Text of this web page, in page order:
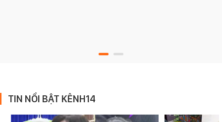
TIN NỔI BẬT KÊNH14